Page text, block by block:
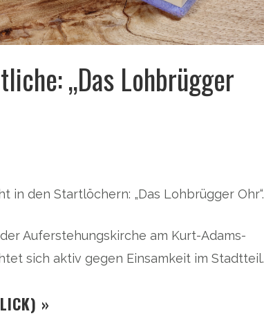
„Das Lohbrügger
den Startlöchern: „Das Lohbrügger Ohr“.
Auferstehungskirche am Kurt-Adams-
sich aktiv gegen Einsamkeit im Stadtteil.
»